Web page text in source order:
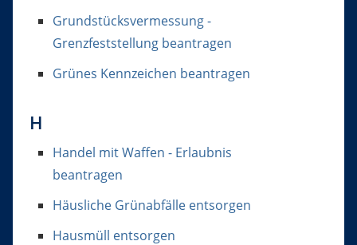
Grundstücksvermessung -
Grenzfeststellung beantragen
Grünes Kennzeichen beantragen
H
Handel mit Waffen - Erlaubnis
beantragen
Häusliche Grünabfälle entsorgen
Hausmüll entsorgen